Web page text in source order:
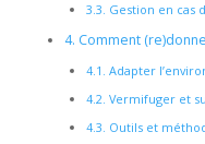
3.3. Gestion en cas
4. Comment
4.1. Adapter
4.2. Vermifuger et
4.3. Outils et